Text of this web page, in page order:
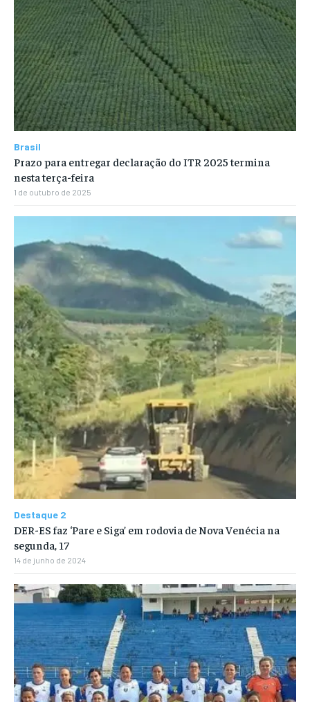
Brasil
Prazo para entregar declaração do ITR 2025 termina
nesta terça-feira
1 de outubro de 2025
Destaque 2
DER-ES faz ‘Pare e Siga’ em rodovia de Nova Venécia na
segunda, 17
14 de junho de 2024